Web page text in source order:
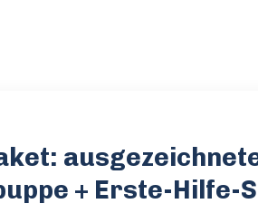
+ Erste-Hilfe-